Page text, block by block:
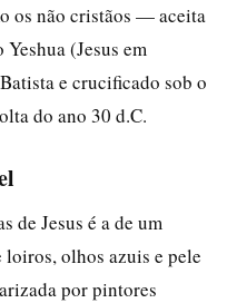
os não cristãos — aceita
(Jesus em
e crucificado sob o
do ano 30 d.C.
de Jesus é a de um
olhos azuis e pele
por pintores